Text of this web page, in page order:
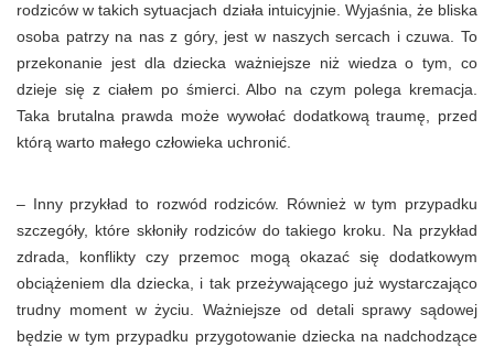
rodziców w takich sytuacjach działa intuicyjnie. Wyjaśnia, że bliska
osoba patrzy na nas z góry, jest w naszych sercach i czuwa. To
przekonanie jest dla dziecka ważniejsze niż wiedza o tym, co
dzieje się z ciałem po śmierci. Albo na czym polega kremacja.
Taka brutalna prawda może wywołać dodatkową traumę, przed
którą warto małego człowieka uchronić.
– Inny przykład to rozwód rodziców. Również w tym przypadku
szczegóły, które skłoniły rodziców do takiego kroku. Na przykład
zdrada, konflikty czy przemoc mogą okazać się dodatkowym
obciążeniem dla dziecka, i tak przeżywającego już wystarczająco
trudny moment w życiu. Ważniejsze od detali sprawy sądowej
będzie w tym przypadku przygotowanie dziecka na nadchodzące